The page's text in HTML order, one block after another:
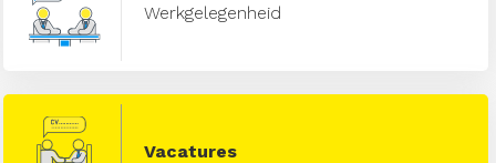
Werkgelegenheid
Vacatures